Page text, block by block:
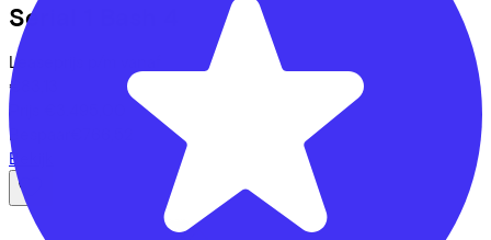
Serial 1
Leaseprijs p/m vanaf
€83,13
Prijs
Bespaar
Bekijk